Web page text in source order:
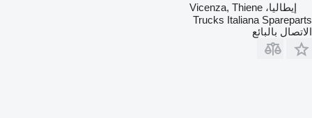
إيطاليا، Vicenza, Thiene
Trucks Italiana Spareparts
الاتصال بالبائع